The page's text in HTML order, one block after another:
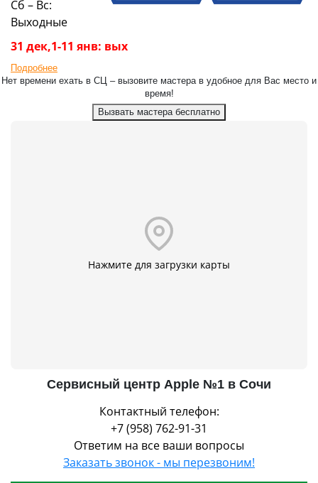
Сб – Вс:
Выходные
31 дек,1-11 янв: вых
Подробнее
Нет времени ехать в СЦ – вызовите мастера в удобное для Вас место и
время!
Вызвать мастера бесплатно
Нажмите для загрузки карты
Сервисный центр Apple №1 в Сочи
Контактный телефон:
+7 (958) 762-91-31
Ответим на все ваши вопросы
Заказать звонок - мы перезвоним!